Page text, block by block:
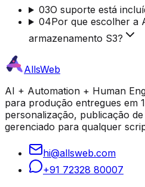
03O suporte está
04Por que escolher a
armazenamento S3?
AllsWeb
AI + Automation + Human
para produção entregues em
personalização, publicação
gerenciado para qualquer
hi@allsweb.com
+91 72328 80007